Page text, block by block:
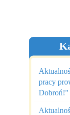
pracy
Dobroń!"